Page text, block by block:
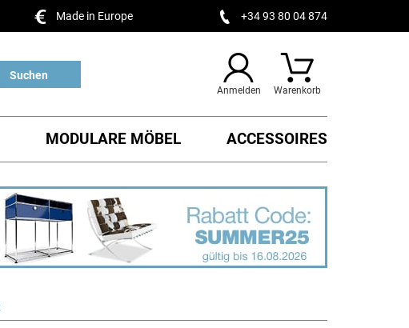
Made in Europe +34 93 80 04 874
Suchen
Anmelden Warenkorb
MODULARE MÖBEL ACCESSOIRES